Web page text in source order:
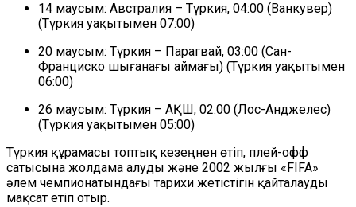
14 маусым: Австралия – Түркия, 04:00 (Ванкувер)
(Түркия уақытымен 07:00)
20 маусым: Түркия – Парагвай, 03:00 (Сан-
Франциско шығанағы аймағы) (Түркия уақытымен
06:00)
26 маусым: Түркия – АҚШ, 02:00 (Лос-Анджелес)
(Түркия уақытымен 05:00)
Түркия құрамасы топтық кезеңнен өтіп, плей-офф
сатысына жолдама алуды және 2002 жылғы «FIFA»
әлем чемпионатындағы тарихи жетістігін қайталауды
мақсат етіп отыр.